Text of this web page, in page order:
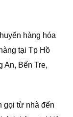
hàng hóa
tại Tp Hồ
An, Bến Tre,
gọi từ nhà đến